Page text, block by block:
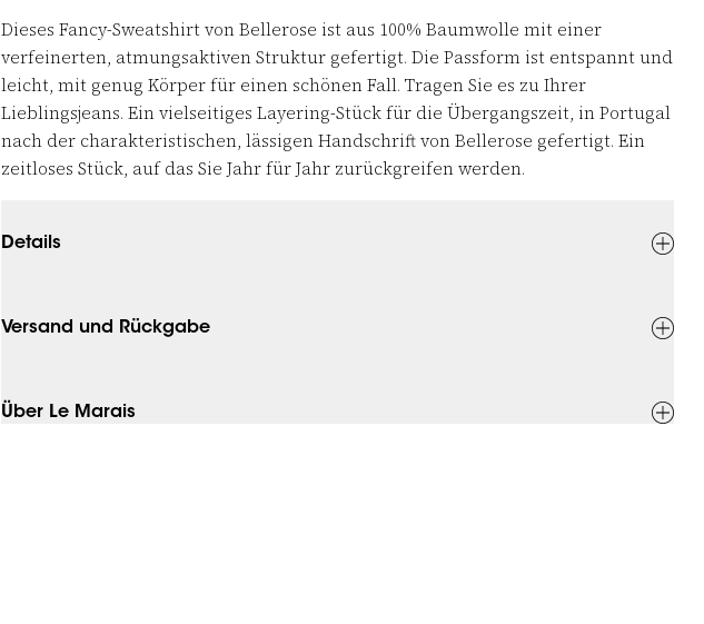
Dieses Fancy-Sweatshirt von Bellerose ist aus 100% Baumwolle mit einer
verfeinerten, atmungsaktiven Struktur gefertigt. Die Passform ist entspannt und
leicht, mit genug Körper für einen schönen Fall. Tragen Sie es zu Ihrer
Lieblingsjeans. Ein vielseitiges Layering-Stück für die Übergangszeit, in Portugal
nach der charakteristischen, lässigen Handschrift von Bellerose gefertigt. Ein
zeitloses Stück, auf das Sie Jahr für Jahr zurückgreifen werden.
Details
Versand und Rückgabe
Über Le Marais